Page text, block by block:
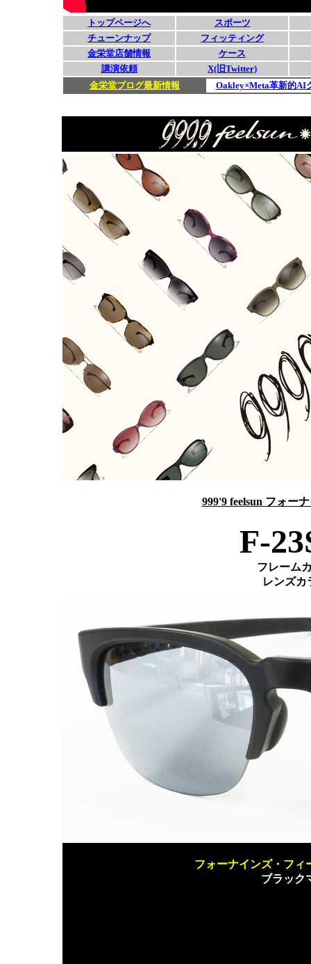
999'9 feelsun フォー
F-
フレーム
レンズカ
フォーナインズ・フ
ブラック